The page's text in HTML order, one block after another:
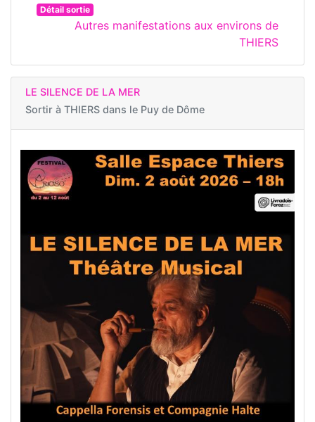
Détail sortie
Autres manifestations aux environs de
THIERS
LE SILENCE DE LA MER
Sortir à THIERS dans le Puy de Dôme